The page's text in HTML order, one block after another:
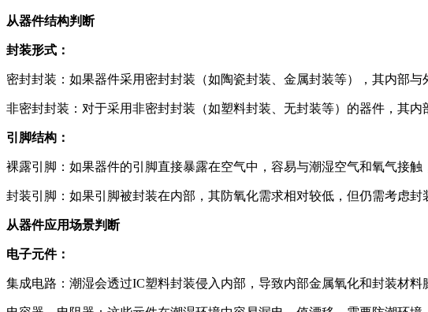
从器件结构判断
封装形式：
密封封装：如果器件采用密封封装（如陶瓷封装、金属封装等），其内部
非密封封装：对于采用非密封封装（如塑料封装、无封装等）的器件，其
引脚结构：
裸露引脚：如果器件的引脚直接暴露在空气中，容易与潮湿空气和氧气接
封装引脚：如果引脚被封装在内部，其防氧化需求相对较低，但仍需考虑封
从器件应用场景判断
电子元件：
集成电路：潮湿会透过IC塑料封装侵入内部，导致内部金属氧化和封装材料